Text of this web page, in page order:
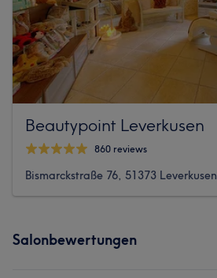
Beautypoint Leverkusen
860 reviews
Bismarckstraße 76, 51373 Leverkusen
Salonbewertungen